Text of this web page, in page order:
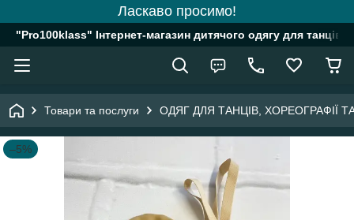
Ласкаво просимо!
"Pro100klass" Інтернет-магазин дитячого одягу для танців,
Товари та послуги ОДЯГ ДЛЯ ТАНЦІВ, ХОРЕОГРАФІЇ
–5%